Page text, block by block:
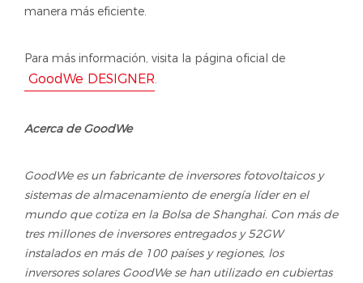
manera más eficiente.
Para más información, visita la página oficial de
GoodWe DESIGNER.
Acerca de GoodWe
GoodWe es un fabricante de inversores fotovoltaicos y
sistemas de almacenamiento de energía líder en el
mundo que cotiza en la Bolsa de Shanghai. Con más de
tres millones de inversores entregados y 52GW
instalados en más de 100 países y regiones, los
inversores solares GoodWe se han utilizado en cubiertas